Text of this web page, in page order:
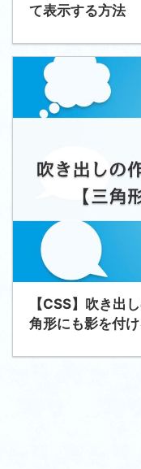
て表示する方法
【CSS】吹き出
角形にも影を付け